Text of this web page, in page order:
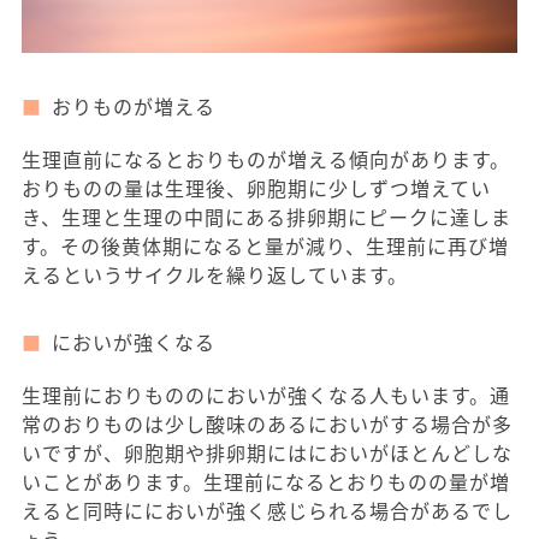
おりものが増える
生理直前になるとおりものが増える傾向があります。
おりものの量は生理後、卵胞期に少しずつ増えてい
き、生理と生理の中間にある排卵期にピークに達しま
す。その後黄体期になると量が減り、生理前に再び増
えるというサイクルを繰り返しています。
においが強くなる
生理前におりもののにおいが強くなる人もいます。通
常のおりものは少し酸味のあるにおいがする場合が多
いですが、卵胞期や排卵期にはにおいがほとんどしな
いことがあります。生理前になるとおりものの量が増
えると同時ににおいが強く感じられる場合があるでし